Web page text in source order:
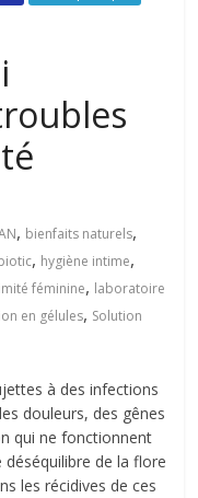
, bienfaits naturels,
, hygiène intime,
féminine, laboratoire
en gélules, Solution
à des infections
douleurs, des gênes
qui ne fonctionnent
déséquilibre de la flore
les récidives de ces